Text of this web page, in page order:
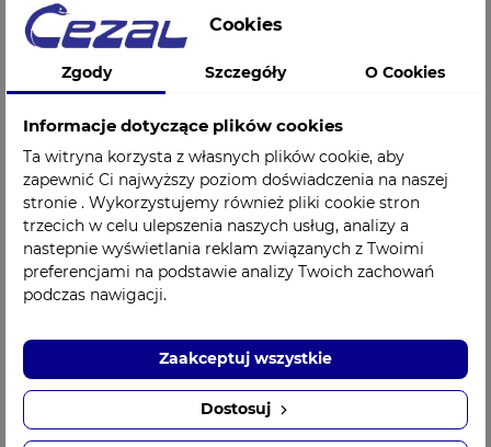
wpływu na działanie): beżowy, niebieski, czarny, różowy,
zielony, żółty, pomarańczowy, fioletowy, czerwony oraz
Taśmy REA TAPE CLASSIC stosuje się :
w bólach kręgosłupa odcinka szyjnego, lędźwiowego oraz
piersiowego,
rwie kulszowej,
rwie barkowej,
po urazach i zabiegach operacyjnych,
w przypadku wystąpienia obrzęków,
w łokciu tenisisty i golfisty,
w nerwobólach,
u kobiet w ciąży w celu odciążenia kręgosłupa i podtrzymania
Cookies
Zgody Szczegóły O Cookies
Informacje dotyczące plików cookies
Ta witryna korzysta z własnych plików cookie, aby
zapewnić Ci najwyższy poziom doświadczenia na naszej
stronie . Wykorzystujemy również pliki cookie stron
trzecich w celu ulepszenia naszych usług, analizy a
nastepnie wyświetlania reklam związanych z Twoimi
preferencjami na podstawie analizy Twoich zachowań
podczas nawigacji.
Dostosuj
Zaakceptuj wszystkie